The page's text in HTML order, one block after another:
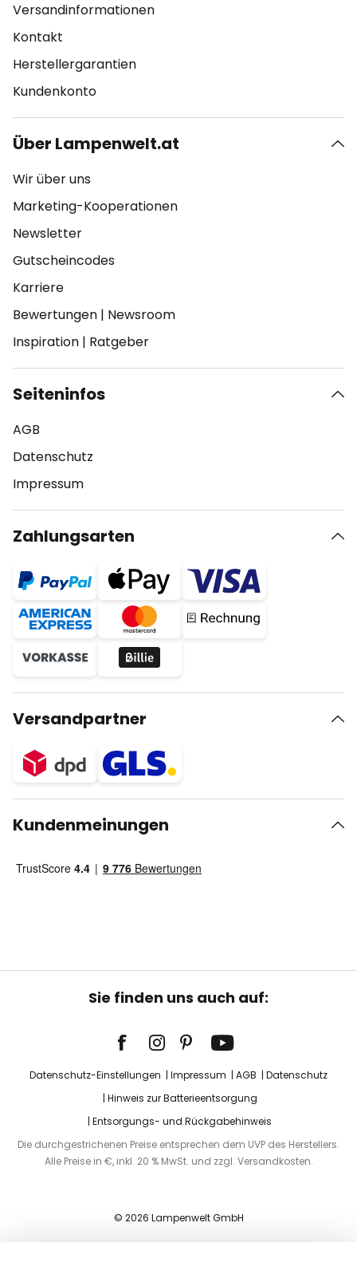
Versandinformationen
Kontakt
Herstellergarantien
Kundenkonto
Über Lampenwelt.at
Wir über uns
Marketing-Kooperationen
Newsletter
Gutscheincodes
Karriere
Bewertungen | Newsroom
Inspiration | Ratgeber
Seiteninfos
AGB
Datenschutz
Impressum
Zahlungsarten
Versandpartner
Kundenmeinungen
Sie finden uns auch auf:
Datenschutz-Einstellungen Impressum AGB
Datenschutz
Hinweis zur Batterieentsorgung
Entsorgungs- und Rückgabehinweis
Die durchgestrichenen Preise entsprechen dem UVP des Herstellers.
Alle Preise in €, inkl. 20 % MwSt. und zzgl. Versandkosten.
© 2026 Lampenwelt GmbH